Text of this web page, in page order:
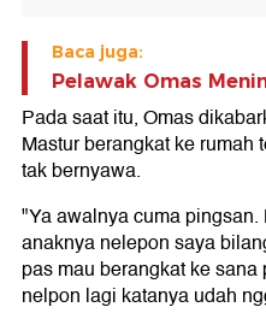
Baca juga:
Pelawak Omas
Pada saat itu, Omas
Mastur berangkat ke rumah
tak bernyawa.
"Ya awalnya cuma
anaknya nelepon saya
pas mau berangkat ke
nelpon lagi katanya udah